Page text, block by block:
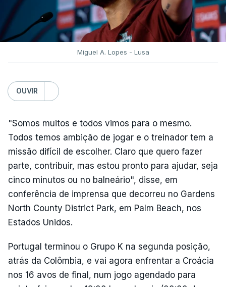
Miguel A. Lopes - Lusa
OUVIR
"Somos muitos e todos vimos para o mesmo.
Todos temos ambição de jogar e o treinador tem a
missão difícil de escolher. Claro que quero fazer
parte, contribuir, mas estou pronto para ajudar, seja
cinco minutos ou no balneário", disse, em
conferência de imprensa que decorreu no Gardens
North County District Park, em Palm Beach, nos
Estados Unidos.
Portugal terminou o Grupo K na segunda posição,
atrás da Colômbia, e vai agora enfrentar a Croácia
nos 16 avos de final, num jogo agendado para